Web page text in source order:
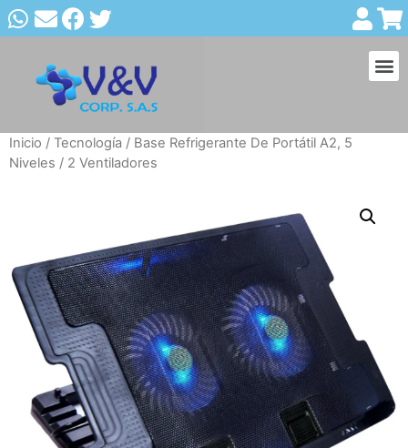
Inicio / Tecnología / Base Refrigerante De Portátil A2, 5
Niveles / 2 Ventiladores